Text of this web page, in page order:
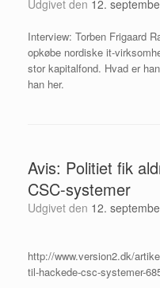
Udgivet den 12.
Interview: Torben Frigaard
opkøbe nordiske it-
stor kapitalfond. Hvad er
han her.
Avis: Politiet fik
CSC-systemer
Udgivet den 12.
http://www.version2.dk/
til-hackede-csc-systemer-